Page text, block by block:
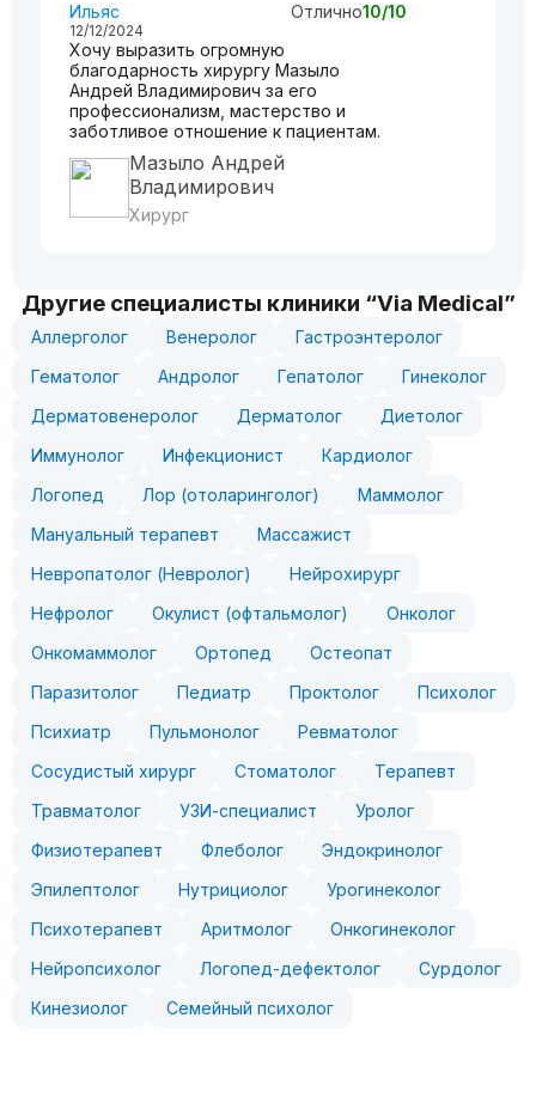
Ильяс Отлично10/10
12/12/2024
Хочу выразить огромную
благодарность хирургу Мазыло
Андрей Владимирович за его
профессионализм, мастерство и
заботливое отношение к пациентам.
Мазыло Андрей
Владимирович
Хирург
Другие специалисты клиники “Via Medical”
Аллерголог Венеролог
Гастроэнтеролог
Гематолог
Андролог Гепатолог
Гинеколог
Дерматовенеролог
Дерматолог
Диетолог
Иммунолог
Инфекционист
Кардиолог
Логопед
Лор (отоларинголог)
Маммолог
Мануальный терапевт
Массажист
Невропатолог (Невролог)
Нейрохирург
Нефролог
Окулист (офтальмолог)
Онколог
Онкомаммолог
Ортопед
Остеопат
Паразитолог
Педиатр Проктолог
Психолог
Психиатр
Пульмонолог
Ревматолог
Сосудистый хирург
Стоматолог
Терапевт
Травматолог
УЗИ-специалист
Уролог
Физиотерапевт
Флеболог
Эндокринолог
Эпилептолог
Нутрициолог
Урогинеколог
Психотерапевт
Аритмолог
Онкогинеколог
Нейропсихолог
Логопед-дефектолог
Сурдолог
Кинезиолог
Семейный психолог